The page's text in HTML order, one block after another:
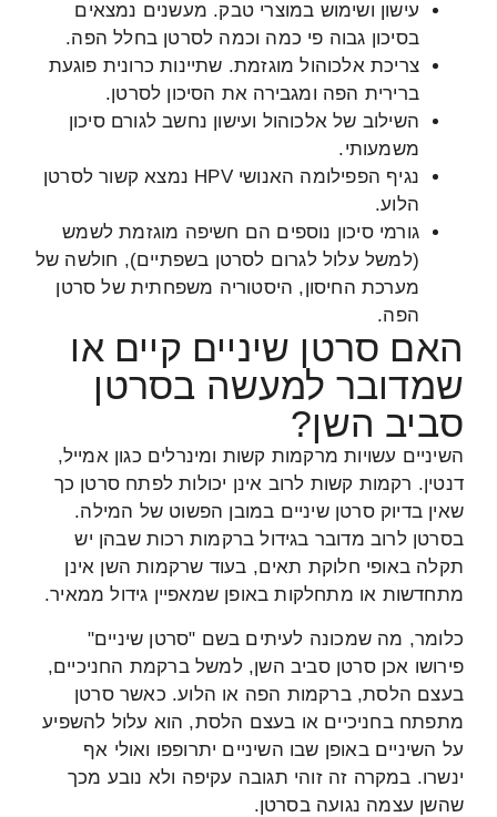
עישון ושימוש במוצרי טבק. מעשנים נמצאים
בסיכון גבוה פי כמה וכמה לסרטן בחלל הפה.
צריכת אלכוהול מוגזמת. שתיינות כרונית פוגעת
ברירית הפה ומגבירה את הסיכון לסרטן.
השילוב של אלכוהול ועישון נחשב לגורם סיכון
משמעותי.
נגיף הפפילומה האנושי HPV נמצא קשור לסרטן
הלוע.
גורמי סיכון נוספים הם חשיפה מוגזמת לשמש
(למשל עלול לגרום לסרטן בשפתיים), חולשה של
מערכת החיסון, היסטוריה משפחתית של סרטן
הפה.
האם סרטן שיניים קיים או
שמדובר למעשה בסרטן
סביב השן?
השיניים עשויות מרקמות קשות ומינרלים כגון אמייל,
דנטין. רקמות קשות לרוב אינן יכולות לפתח סרטן כך
שאין בדיוק סרטן שיניים במובן הפשוט של המילה.
בסרטן לרוב מדובר בגידול ברקמות רכות שבהן יש
תקלה באופי חלוקת תאים, בעוד שרקמות השן אינן
מתחדשות או מתחלקות באופן שמאפיין גידול ממאיר.
כלומר, מה שמכונה לעיתים בשם "סרטן שיניים"
פירושו אכן סרטן סביב השן, למשל ברקמת החניכיים,
בעצם הלסת, ברקמות הפה או הלוע. כאשר סרטן
מתפתח בחניכיים או בעצם הלסת, הוא עלול להשפיע
על השיניים באופן שבו השיניים יתרופפו ואולי אף
ינשרו. במקרה זה זוהי תגובה עקיפה ולא נובע מכך
שהשן עצמה נגועה בסרטן.